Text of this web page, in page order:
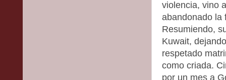
violencia, vino
abandonado la
Resumiendo,
Kuwait,
respetado
como criada.
por un mes a